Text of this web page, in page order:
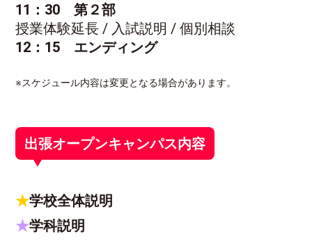
11：30 第２部
授業体験延長 / 入試説明 / 個別相談
12：15 エンディング
※スケジュール内容は変更となる場合があります。
出張オープンキャンパス内容
★学校全体説明
★学科説明